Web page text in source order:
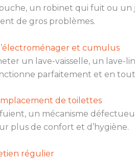
un robinet qui fuit ou
de gros problèmes.
et cumulus
un lave-vaisselle, un
parfaitement et en
de toilettes
un mécanisme
plus de confort et d’hygiène.
régulier